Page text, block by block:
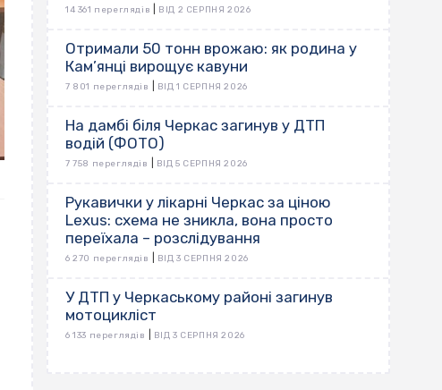
14 361 переглядів ВІД 2 СЕРПНЯ 2026
Отримали 50 тонн врожаю: як родина у
Кам’янці вирощує кавуни
7 801 переглядів ВІД 1 СЕРПНЯ 2026
На дамбі біля Черкас загинув у ДТП
водій (ФОТО)
7 758 переглядів ВІД 5 СЕРПНЯ 2026
Рукавички у лікарні Черкас за ціною
Lexus: схема не зникла, вона просто
переїхала – розслідування
6 270 переглядів ВІД 3 СЕРПНЯ 2026
У ДТП у Черкаському районі загинув
мотоцикліст
6 133 переглядів ВІД 3 СЕРПНЯ 2026